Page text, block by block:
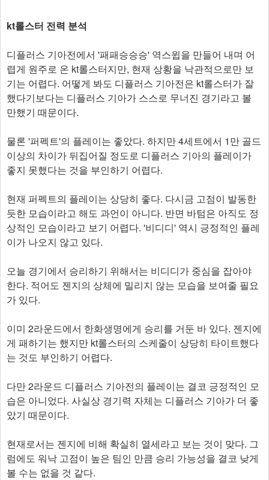
kt롤스터 전력 분석
디플러스 기아전에서 '패패승승승' 역스윕을 만들어 내며 어
렵게 원주로 온 kt롤스터지만, 현재 상황을 낙관적으로만 보
기는 어렵다. 어떻게 봐도 디플러스 기아전은 kt롤스터가 잘
했다기보다는 디플러스 기아가 스스로 무너진 경기라고 볼
만했기 때문이다.
물론 '퍼펙트'의 플레이는 좋았다. 하지만 4세트에서 1만 골드
이상의 차이가 뒤집어질 정도로 디플러스 기아의 플레이가
좋지 못했다는 것을 부인하기 어렵다.
현재 퍼펙트의 플레이는 상당히 좋다. 다시금 고점이 발동한
듯한 모습이라고 해도 과언이 아니다. 반면 바텀은 아직도 정
상적인 모습이라고 보기 어렵다. '비디디' 역시 긍정적인 플레
이가 나오지 않고 있다.
오늘 경기에서 승리하기 위해서는 비디디가 중심을 잡아야
한다. 적어도 젠지의 상체에 밀리지 않는 모습을 보여줄 필요
가 있다.
이미 2라운드에서 한화생명에게 승리를 거둔 바 있다. 젠지에
게 패하기는 했지만 kt롤스터의 스케줄이 상당히 타이트했다
는 것도 부인하기 어렵다.
다만 2라운드 디플러스 기아전의 플레이는 결코 긍정적인 모
습은 아니었다. 사실상 경기력 자체는 디플러스 기아가 더 좋
았기 때문이다.
현재로서는 젠지에 비해 확실히 열세라고 보는 것이 맞다. 그
럼에도 워낙 고점이 높은 팀인 만큼 승리 가능성을 결코 낮게
볼 수는 없을 것 같다.